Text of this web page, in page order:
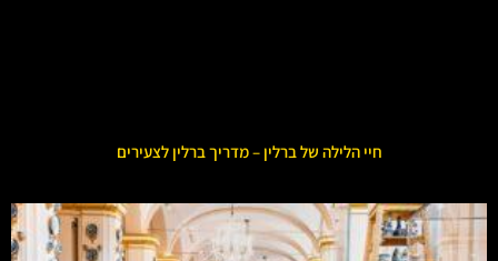
חיי הלילה של ברלין – מדריך ברלין לצעירים